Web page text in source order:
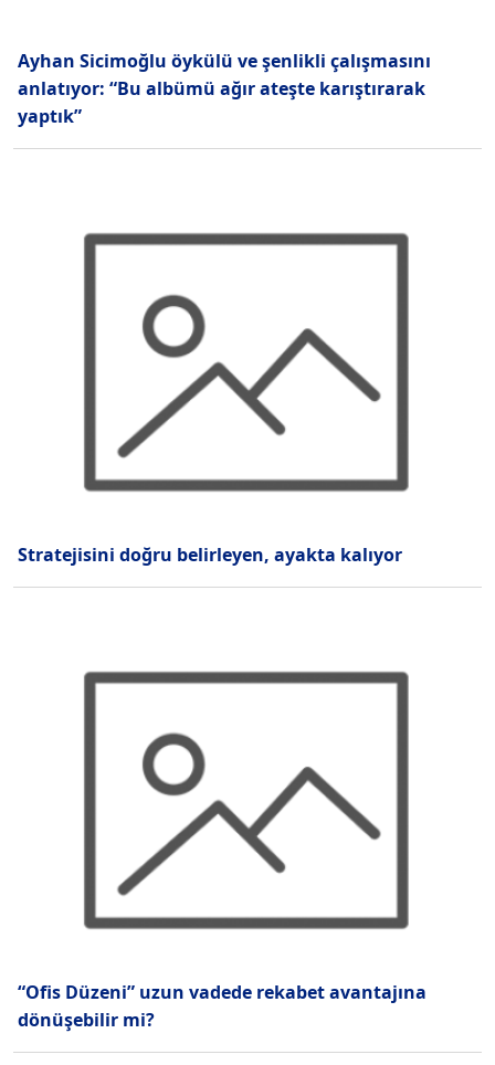
Ayhan Sicimoğlu öykülü ve şenlikli çalışmasını
anlatıyor: “Bu albümü ağır ateşte karıştırarak
yaptık”
Stratejisini doğru belirleyen, ayakta kalıyor
“Ofis Düzeni” uzun vadede rekabet avantajına
dönüşebilir mi?